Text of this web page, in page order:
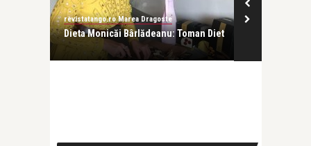
revistatango.ro Marea Dragoste
Dieta Monicăi Bârlădeanu: Toman Diet